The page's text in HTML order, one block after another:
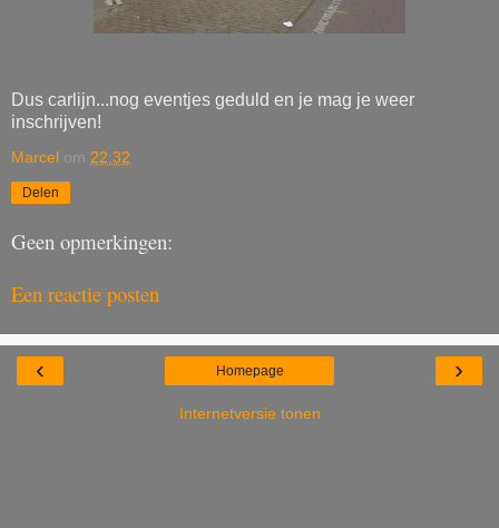
Dus carlijn...nog eventjes geduld en je mag je weer
inschrijven!
Marcel om 22:32
Delen
Geen opmerkingen:
Een reactie posten
‹ ›
Homepage
Internetversie tonen